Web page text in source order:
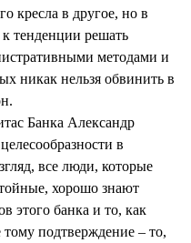
кресла в другое, но в
тенденции решать
методами и
никак нельзя обвинить в
Банка Александр
в
все люди, которые
хорошо знают
этого банка и то, как
подтверждение – то,